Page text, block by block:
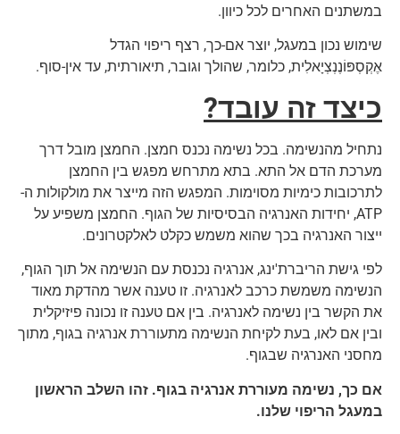
במשתנים האחרים לכל כיוון.
שימוש נכון במעגל, יוצר אם-כך, רצף ריפוי הגדל
אֶקְסְפּוֹנֶנְצְיָאלִית, כלומר, שהולך וגובר, תיאורתית, עד אין-סוף.
כיצד זה עובד?
נתחיל מהנשימה. בכל נשימה נכנס חמצן. החמצן מובל דרך
מערכת הדם אל התא. בתא מתרחש מפגש בין החמצן
לתרכובות כימיות מסוימות. המפגש הזה מייצר את מולקולות ה-
ATP, יחידות האנרגיה הבסיסיות של הגוף. החמצן משפיע על
ייצור האנרגיה בכך שהוא משמש כקלט לאלקטרונים.
לפי גישת הריברת'ינג, אנרגיה נכנסת עם הנשימה אל תוך הגוף,
הנשימה משמשת כרכב לאנרגיה. זו טענה אשר מהדקת מאוד
את הקשר בין נשימה לאנרגיה. בין אם טענה זו נכונה פיזיקלית
ובין אם לאו, בעת לקיחת הנשימה מתעוררת אנרגיה בגוף, מתוך
מחסני האנרגיה שבגוף.
אם כך, נשימה מעוררת אנרגיה בגוף. זהו השלב הראשון
במעגל הריפוי שלנו.